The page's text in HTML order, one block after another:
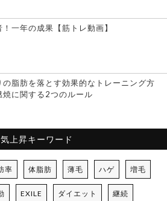
一年の成果【筋トレ動画】
の脂肪を落とす効果的なトレーニング方
焼に関する2つのルール
気上昇キーワード
率 体脂肪 薄毛 ハゲ 増毛
EXILE ダイエット 継続